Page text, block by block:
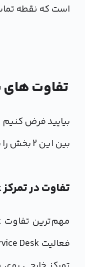
است که نقطه
تفاوت
بین این 2 بخش را بدانید؟ دلایل ذیل این موضوع را روشن می‌کند.
تفاوت در تمرکز help desk و service desk : نرم افزار Help Desk بر مشتریان متمرکز است